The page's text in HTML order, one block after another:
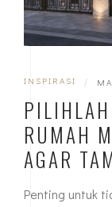
INSPIRASI |
RUMAH
AGAR
Penting untuk